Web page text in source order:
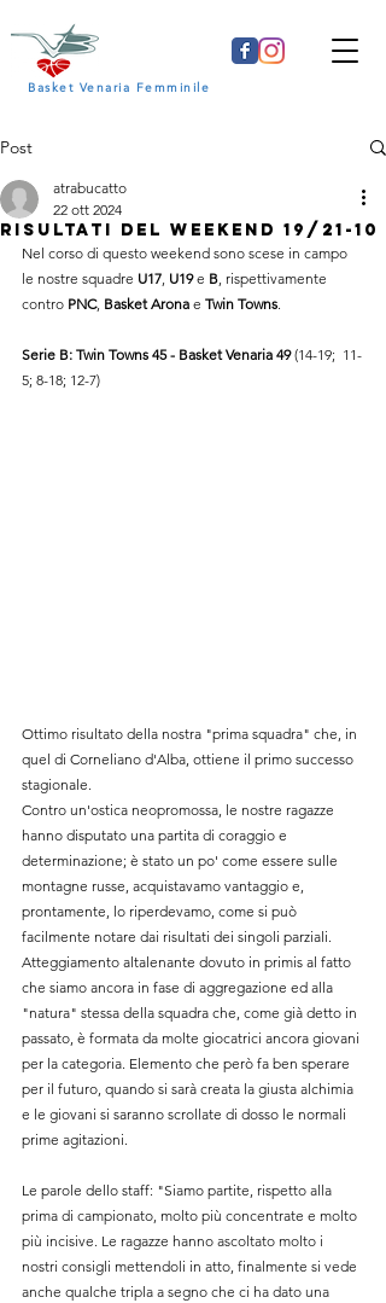
Basket Venaria Femminile
Post
Risultati del weekend 19/21-10
atrabucatto
22 ott 2024
Nel corso di questo weekend sono scese in campo
le nostre squadre U17, U19 e B, rispettivamente
contro PNC, Basket Arona e Twin Towns.
Serie B: Twin Towns 45 - Basket Venaria 49 (14-19;  11-
5; 8-18; 12-7)
Ottimo risultato della nostra "prima squadra" che, in
quel di Corneliano d'Alba, ottiene il primo successo
stagionale.
Contro un'ostica neopromossa, le nostre ragazze
hanno disputato una partita di coraggio e
determinazione; è stato un po' come essere sulle
montagne russe, acquistavamo vantaggio e,
prontamente, lo riperdevamo, come si può
facilmente notare dai risultati dei singoli parziali.
Atteggiamento altalenante dovuto in primis al fatto
che siamo ancora in fase di aggregazione ed alla
"natura" stessa della squadra che, come già detto in
passato, è formata da molte giocatrici ancora giovani
per la categoria. Elemento che però fa ben sperare
per il futuro, quando si sarà creata la giusta alchimia
e le giovani si saranno scrollate di dosso le normali
prime agitazioni.
Le parole dello staff: "Siamo partite, rispetto alla
prima di campionato, molto più concentrate e molto
più incisive. Le ragazze hanno ascoltato molto i
nostri consigli mettendoli in atto, finalmente si vede
anche qualche tripla a segno che ci ha dato una